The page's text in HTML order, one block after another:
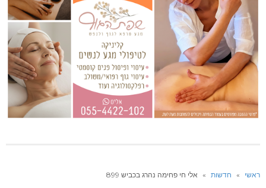
ראשי » חדשות » אלי חי פחימה נהרג בכביש 899